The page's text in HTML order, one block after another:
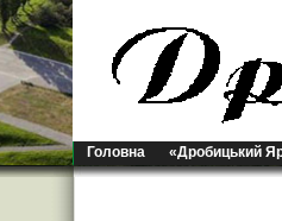
Головна «Дробицький